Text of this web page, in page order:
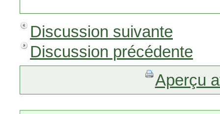
Discussion suivante
Discussion précédente
Aperçu